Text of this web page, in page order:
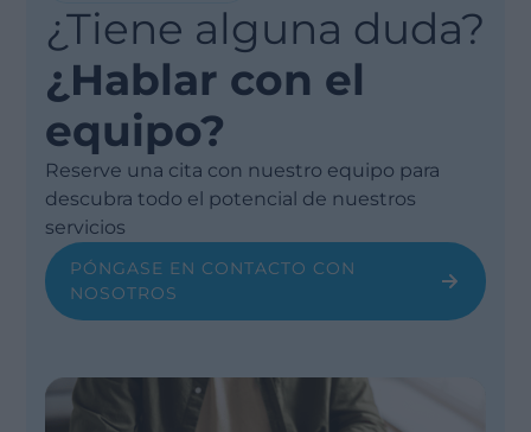
¿Tiene alguna duda?
¿Hablar con el
equipo?
Reserve una cita con nuestro equipo para
descubra todo el potencial de nuestros
servicios
PÓNGASE EN CONTACTO CON
NOSOTROS